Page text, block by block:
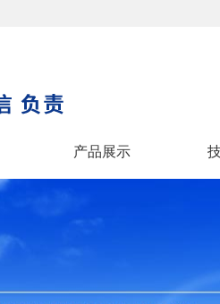
产品展示